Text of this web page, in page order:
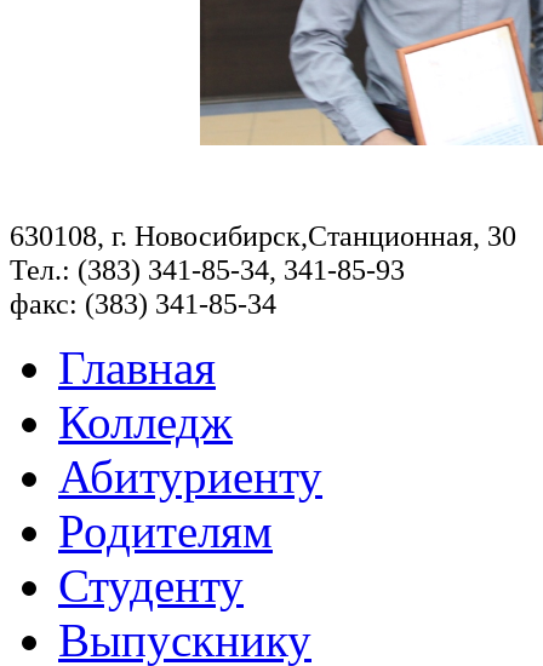
630108, г. Новосибирск,Станционная, 30
Тел.: (383) 341-85-34, 341-85-93
факс: (383) 341-85-34
Главная
Колледж
Абитуриенту
Родителям
Студенту
Выпускнику